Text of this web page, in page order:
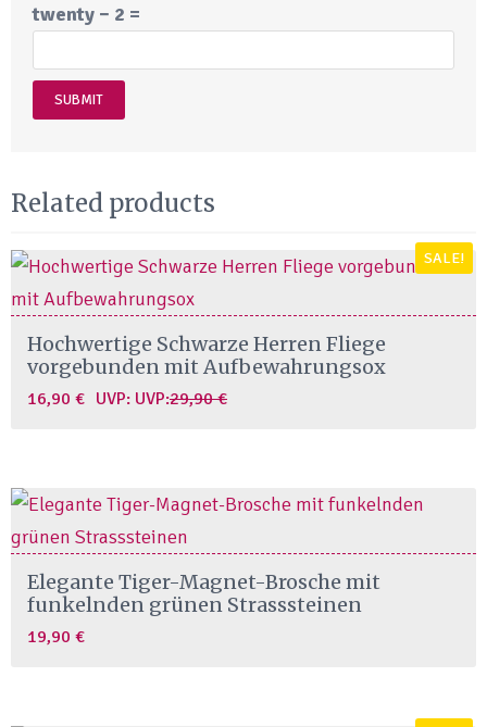
twenty − 2 =
Related products
SALE!
Hochwertige Schwarze Herren Fliege
vorgebunden mit Aufbewahrungsox
UVP: 29,90€
Original
UVP:
16,90 €
Current
Elegante Tiger-Magnet-Brosche mit
funkelnden grünen Strasssteinen
19,90 €